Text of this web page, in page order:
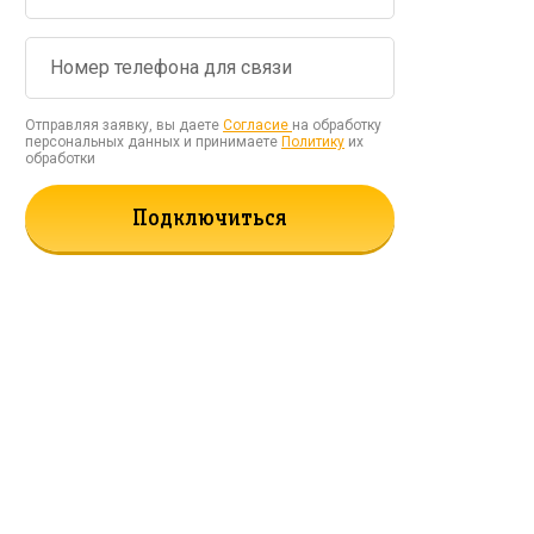
Отправляя заявку, вы даете Согласие на обработку
персональных данных и принимаете Политику их
обработки
Подключиться